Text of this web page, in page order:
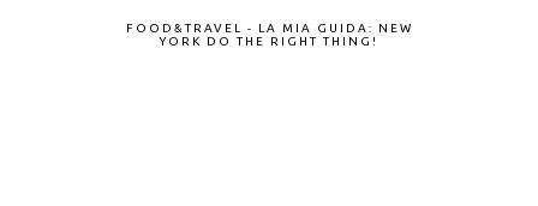
FOOD&TRAVEL - LA MIA GUIDA: NEW
YORK DO THE RIGHT THING!